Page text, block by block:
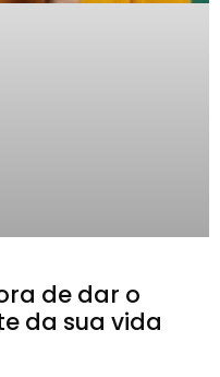
de dar o
da sua vida